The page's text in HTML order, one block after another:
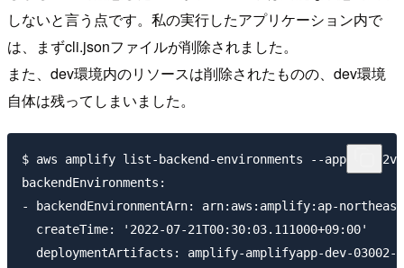
しないと言う点です。私の実行したアプリケーション内で
は、まずcli.jsonファイルが削除されました。
また、dev環境内のリソースは削除されたものの、dev環境
自体は残ってしまいました。
$ aws amplify list-backend-environments --app-id
backendEnvironments:
- backendEnvironmentArn: arn:aws:amplify:ap-
  createTime: '2022-07-21T00:30:03.111000+09:00'
deploymentArtifacts: amplify-amplifyapp-dev-03002-